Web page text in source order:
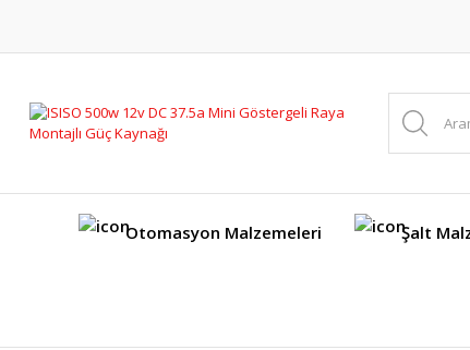
Otomasyon Malzemeleri Şalt